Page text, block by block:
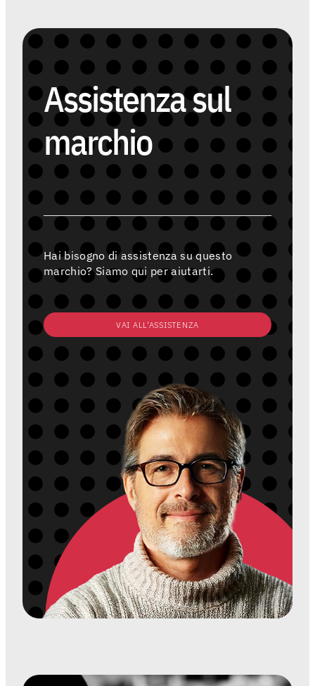
Assistenza sul
marchio
Hai bisogno di assistenza su questo
marchio? Siamo qui per aiutarti.
VAI ALL‘ASSISTENZA